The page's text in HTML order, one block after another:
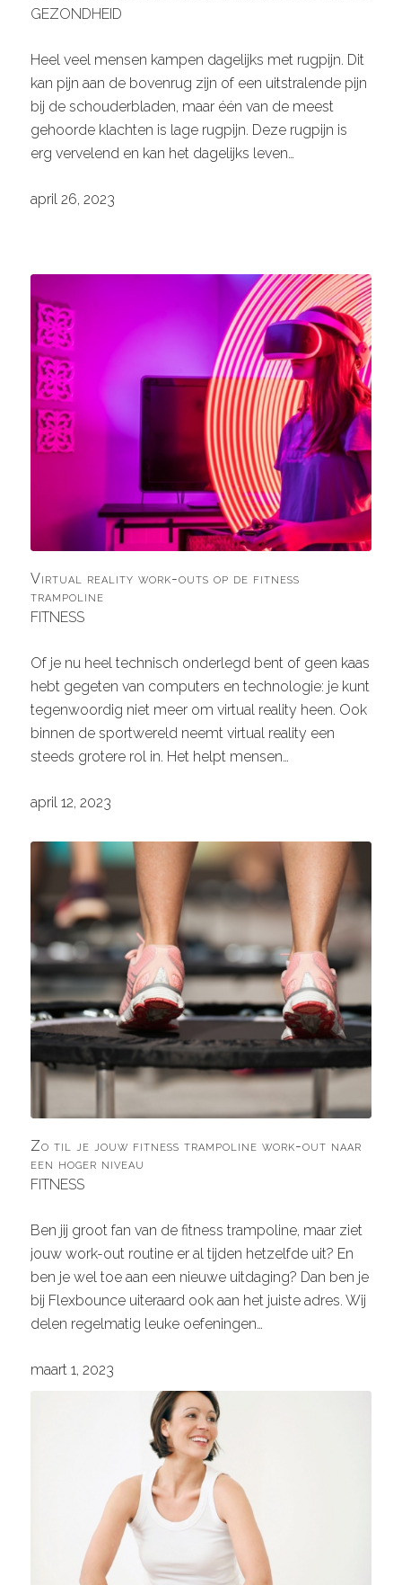
GEZONDHEID
Heel veel mensen kampen dagelijks met rugpijn. Dit
kan pijn aan de bovenrug zijn of een uitstralende pijn
bij de schouderbladen, maar één van de meest
gehoorde klachten is lage rugpijn. Deze rugpijn is
erg vervelend en kan het dagelijks leven…
april 26, 2023
Virtual reality work-outs op de fitness
trampoline
FITNESS
Of je nu heel technisch onderlegd bent of geen kaas
hebt gegeten van computers en technologie: je kunt
tegenwoordig niet meer om virtual reality heen. Ook
binnen de sportwereld neemt virtual reality een
steeds grotere rol in. Het helpt mensen…
april 12, 2023
Zo til je jouw fitness trampoline work-out naar
een hoger niveau
FITNESS
Ben jij groot fan van de fitness trampoline, maar ziet
jouw work-out routine er al tijden hetzelfde uit? En
ben je wel toe aan een nieuwe uitdaging? Dan ben je
bij Flexbounce uiteraard ook aan het juiste adres. Wij
delen regelmatig leuke oefeningen…
maart 1, 2023